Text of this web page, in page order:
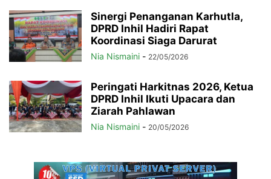
Sinergi Penanganan Karhutla,
DPRD Inhil Hadiri Rapat
Koordinasi Siaga Darurat
Nia Nismaini - 22/05/2026
Peringati Harkitnas 2026, Ketua
DPRD Inhil Ikuti Upacara dan
Ziarah Pahlawan
Nia Nismaini - 20/05/2026